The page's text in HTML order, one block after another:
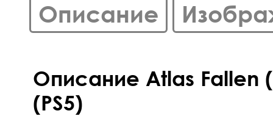
Описание
Описание Atlas Fallen
(PS5)